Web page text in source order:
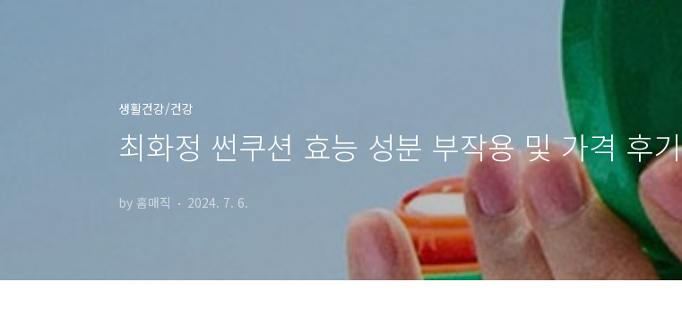
생활건강/건강
최화정 썬쿠션 효능 성분 부작용 및 가격 후기
by 홈매직 2024. 7. 6.